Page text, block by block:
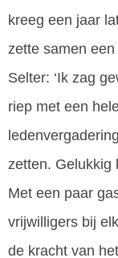
kreeg een jaar
zette samen
Selter: ‘Ik zag
riep met een
zetten. Gelukkig
Met een paar
vrijwilligers bij
de kracht van